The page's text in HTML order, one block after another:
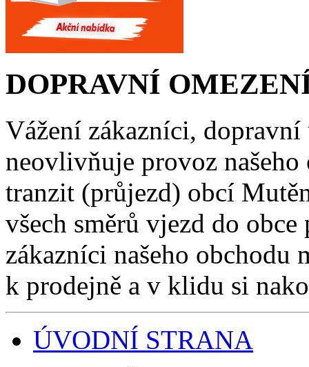
DOPRAVNÍ
Vážení zákazníci,
neovlivňuje provoz našeho
tranzit (průjezd) obcí
všech směrů vjezd do obce
zákazníci našeho obchodu
k prodejně a v klidu si
ÚVODNÍ STRANA